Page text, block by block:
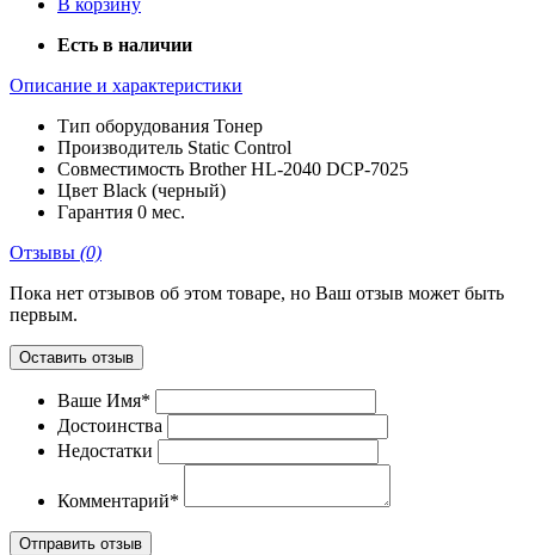
В корзину
Есть в наличии
Описание и характеристики
Тип оборудования Тонер
Производитель Static Control
Совместимость Brother HL-2040 DCP-7025
Цвет Black (черный)
Гарантия 0 мес.
Отзывы (0)
Пока нет отзывов об этом товаре, но Ваш отзыв может быть
первым.
Оставить отзыв
Ваше Имя*
Достоинства
Недостатки
Комментарий*
Отправить отзыв